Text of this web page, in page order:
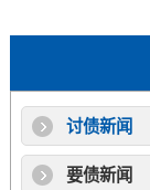
讨债新闻
要债新闻